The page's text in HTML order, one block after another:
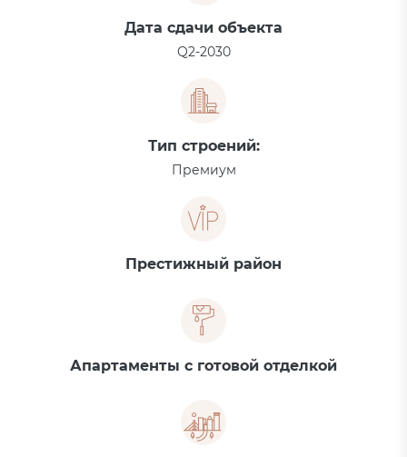
Дата сдачи объекта
Q2-2030
Тип строений:
Премиум
Престижный район
Апартаменты с готовой отделкой